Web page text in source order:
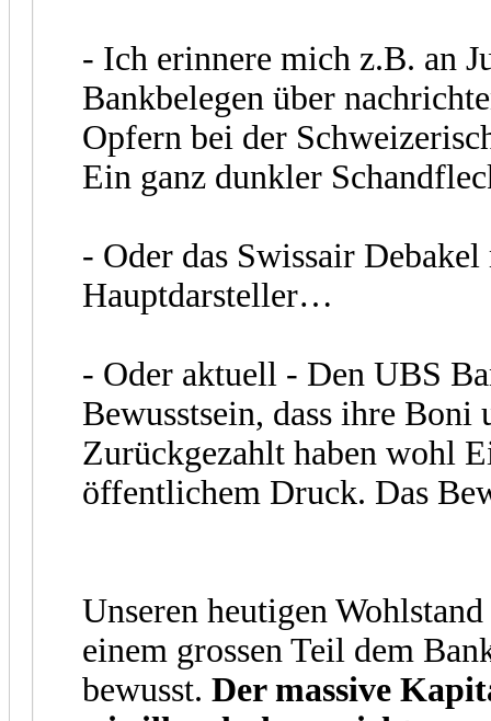
- Ich erinnere mich z.B. an
Bankbelegen über
Opfern bei der
Ein ganz dunkler
- Oder das Swissair
Hauptdarsteller…
- Oder aktuell - Den UBS
Bewusstsein, dass ihre Boni
Zurückgezahlt haben wohl
öffentlichem Druck. Das
Unseren heutigen
einem grossen Teil dem
bewusst. Der massive